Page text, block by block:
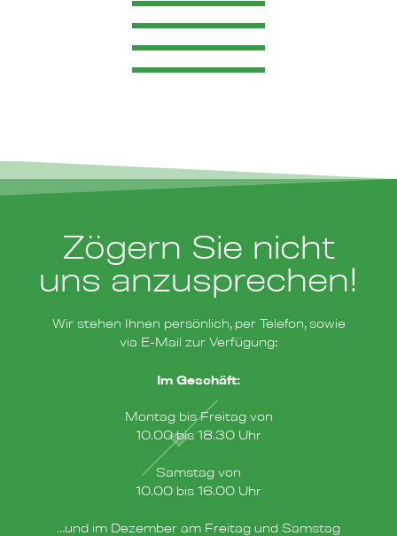
Zögern Sie nicht
uns anzusprechen!
Wir stehen Ihnen persönlich, per Telefon, sowie
via E-Mail zur Verfügung:
Im Geschäft:
Montag bis Freitag von
10.00 bis 18.30 Uhr
Samstag von
10.00 bis 16.00 Uhr
…und im Dezember am Freitag und Samstag